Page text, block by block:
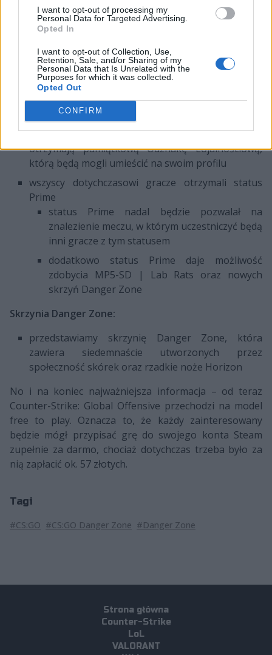
I want to opt-out of processing my
Personal Data for Targeted Advertising.
Opted In
I want to opt-out of Collection, Use,
Retention, Sale, and/or Sharing of my
Personal Data that Is Unrelated with the
Purposes for which it was collected.
Opted Out
CONFIRM
Danger Zone może być rozgrywane w pojedynkę
oraz w zespołach złożonych z dwóch lub trzech
graczy
Free to Play:
od teraz CS:GO przeszło do modelu free to play.
Więcej szczegółów znaleźć można wF2P FAQ
wszyscy gracze, którzy grali w CS:GO przed
pojawieniem się aktualizacji Danger Zone
otrzymają pamiątkową Odznakę Lojalnościową,
którą będą mogli umieścić na swoim profilu
wszyscy dotychczasowi gracze otrzymali status
Prime
status Prime nadal będzie pozwalał na
znalezienie meczu, w którym uczestniczyć będą
inni gracze z tym statusem
dodatkowo status Prime daje możliwość
zdobycia MP5-SD | Lab Rats oraz nowych
skrzyń Danger Zone
Skrzynia Danger Zone:
przedstawiamy skrzynię Danger Zone, która
zawiera siedemnaście utworzonych przez
społeczność skórek oraz rzadkie noże Horizon
No i na koniec najważniejsza informacja – od teraz
Counter-Strike: Global Offensive przechodzi na model
free to play. Oznacza to, że każdy zainteresowany
będzie mógł przypisać grę do swojego konta Steam
zupełnie za darmo, chociaż dotychczas trzeba było za
nią zapłacić ok. 57 złotych.
Tagi
#CS:GO #CS:GO Danger Zone #Danger Zone
Strona główna
Counter-Strike
LoL
VALORANT